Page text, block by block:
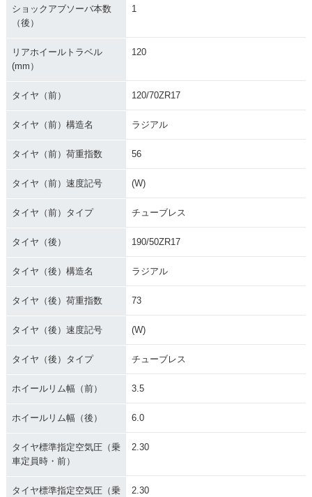
ショックアブソーバ本数
（後）
1
リアホイールトラベル
(mm）
120
タイヤ（前） 120/70ZR17
タイヤ（前）構造名 ラジアル
タイヤ（前）荷重指数 56
タイヤ（前）速度記号 (W)
タイヤ（前）タイプ チューブレス
タイヤ（後） 190/50ZR17
タイヤ（後）構造名 ラジアル
タイヤ（後）荷重指数 73
タイヤ（後）速度記号 (W)
タイヤ（後）タイプ チューブレス
ホイールリム幅（前） 3.5
ホイールリム幅（後） 6.0
タイヤ標準指定空気圧（乗
車定員時・前）
2.30
タイヤ標準指定空気圧（乗
2.30